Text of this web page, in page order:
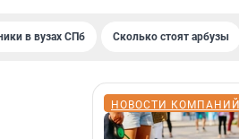
в вузах СПб Сколько стоят арбузы
НОВОСТИ КОМПАНИЙ